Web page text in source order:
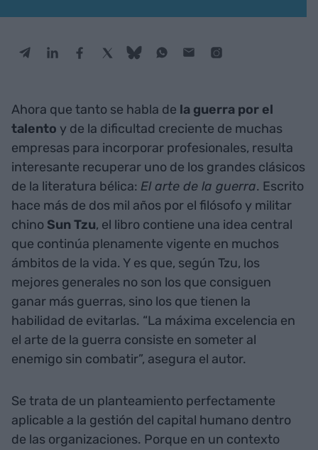
Ahora que tanto se habla de la guerra por el
talento y de la dificultad creciente de muchas
empresas para incorporar profesionales, resulta
interesante recuperar uno de los grandes clásicos
de la literatura bélica: El arte de la guerra. Escrito
hace más de dos mil años por el filósofo y militar
chino Sun Tzu, el libro contiene una idea central
que continúa plenamente vigente en muchos
ámbitos de la vida. Y es que, según Tzu, los
mejores generales no son los que consiguen
ganar más guerras, sino los que tienen la
habilidad de evitarlas. “La máxima excelencia en
el arte de la guerra consiste en someter al
enemigo sin combatir”, asegura el autor.
Se trata de un planteamiento perfectamente
aplicable a la gestión del capital humano dentro
de las organizaciones. Porque en un contexto